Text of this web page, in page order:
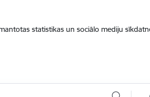
statistikas un sociālo mediju